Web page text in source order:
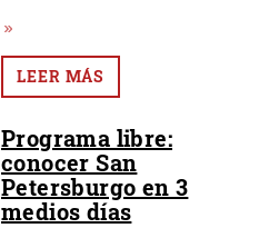
LEER MÁS
Programa libre:
conocer San
Petersburgo en 3
medios días